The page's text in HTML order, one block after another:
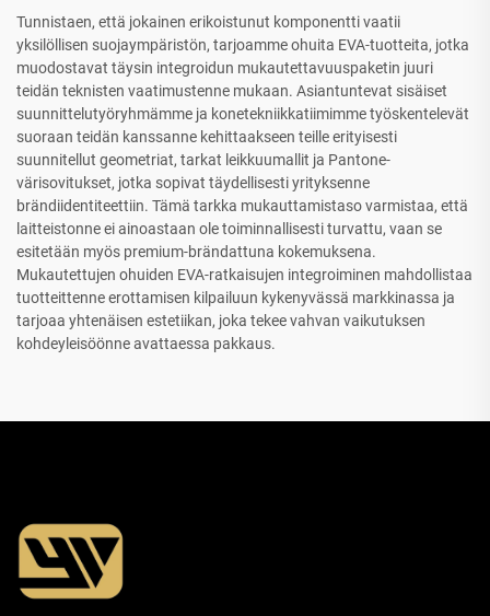
Tunnistaen, että jokainen erikoistunut komponentti vaatii
yksilöllisen suojaympäristön, tarjoamme ohuita EVA-tuotteita, jotka
muodostavat täysin integroidun mukautettavuuspaketin juuri
teidän teknisten vaatimustenne mukaan. Asiantuntevat sisäiset
suunnittelutyöryhmämme ja konetekniikkatiimimme työskentelevät
suoraan teidän kanssanne kehittaakseen teille erityisesti
suunnitellut geometriat, tarkat leikkuumallit ja Pantone-
värisovitukset, jotka sopivat täydellisesti yrityksenne
brändiidentiteettiin. Tämä tarkka mukauttamistaso varmistaa, että
laitteistonne ei ainoastaan ole toiminnallisesti turvattu, vaan se
esitetään myös premium-brändattuna kokemuksena.
Mukautettujen ohuiden EVA-ratkaisujen integroiminen mahdollistaa
tuotteittenne erottamisen kilpailuun kykenyvässä markkinassa ja
tarjoaa yhtenäisen estetiikan, joka tekee vahvan vaikutuksen
kohdeyleisöönne avattaessa pakkaus.